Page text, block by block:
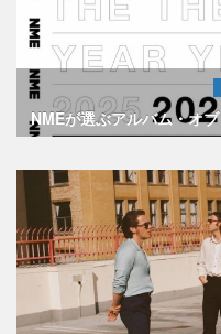
NMEが選ぶアルバム・オ